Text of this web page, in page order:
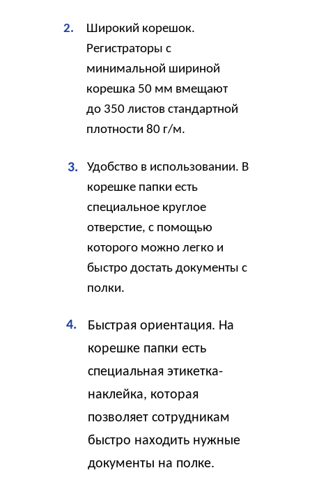
Удобство в использовании. В
корешке папки есть
специальное круглое
отверстие, с помощью
которого можно легко и
быстро достать документы с
полки.
3.
Быстрая ориентация. На
корешке папки есть
специальная этикетка-
наклейка, которая
позволяет сотрудникам
быстро находить нужные
документы на полке.
4.
2.
Широкий корешок.
Регистраторы с
минимальной шириной
корешка 50 мм вмещают
до 350 листов стандартной
плотности 80 г/м.